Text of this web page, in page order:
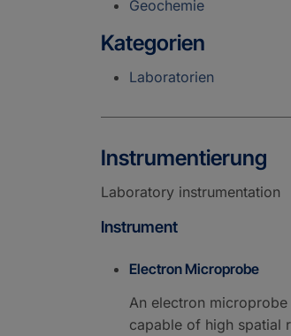
Geochemie
Kategorien
Laboratorien
Instrumentierung
Laboratory instrumentation
Instrument
Electron Microprobe
An electron
capable of high spatial